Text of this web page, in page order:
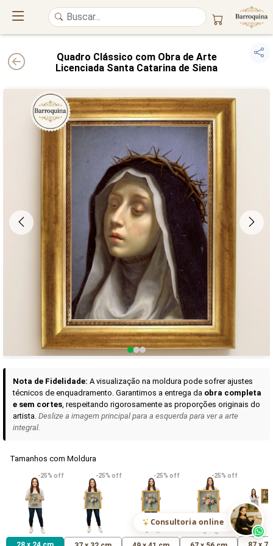
UM ATELIÊ 100% FINE ART
Trazemos a imponência dasmaiores obras de arte do mundo
alto padrão da sua casa. Nosso acervo reúne a genialidade de
pintores renomados
, resgatandoartes reais
e o requinte inconfundível
das obras do século XIX . Produção artesanal em Canvas 100% Algodão
molduras em
Madeira Maciçae impressão com Pigmentação Mineral
QUALIDADE DE MUSEU GARANTIA ETERNA
Curadoria das Campanhas
A seleção de obras-primas apresentadas em nossos vídeos nas redes
sociais, reunidas aqui para sua apreciação.
VER DETALHES
Madona de Loreto
R$ 538,42
VER DETALHES
Narciso- caravaggio
R$ 365,92
VER
Maria
uma Rosa
R$ 365,92
Consultoria online
Quadro Clássico com Obra de Arte
Licenciada Santa Catarina de Siena
Nota de Fidelidade: A visualização na moldura pode sofrer ajustes
técnicos de enquadramento. Garantimos a entrega da obra completa
e sem cortes, respeitando rigorosamente as proporções originais do
artista. Deslize a imagem principal para a esquerda para ver a arte
integral.
Tamanhos com Moldura
-25% off -25% off -25% off -25% off